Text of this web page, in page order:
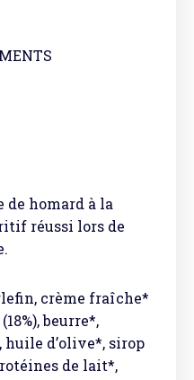
de homard à la
réussi lors de
crème fraîche*
beurre*,
d’olive*, sirop
de lait*,